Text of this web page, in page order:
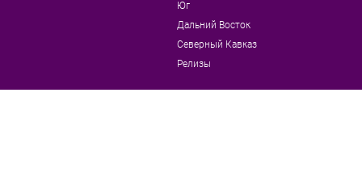
Юг
Дальний Восток
Северный Кавказ
Релизы